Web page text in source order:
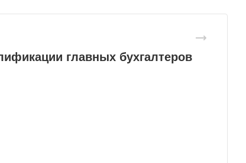
главных бухгалтеров